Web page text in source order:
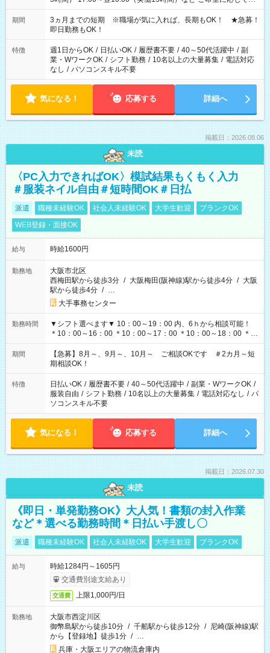
働く時間は調整できます！ お気軽に担当へ相談ください！
期間
3ヵ月までの短期 ※職場が気に入れば、長期もOK！ ★急募！
即日勤務もOK！
特徴 週1日からOK / 日払いOK / 履歴書不要 / 40～50代活躍中 / 副
業・WワークOK / シフト勤務 / 10名以上の大量募集 / 電話対応
なし / パソコンスキル不要
気になる！ 応募する 詳細へ
掲載日：2026.08.06
未読
〈PC入力できればOK〉模試結果もくもく入力
＃服装ネイル自由＃短時間OK＃日払
派遣 職種未経験OK 社会人未経験OK 大学生歓迎
ブランクOK
WEB登録・面接OK
給与 時給1600円
勤務地
大阪市北区
西梅田駅から徒歩3分 / 大阪梅田(阪神線)駅から徒歩4分 / 大阪
駅から徒歩4分 / …
大手事務センター
勤務時間
▼シフト選べます▼ 10：00～19：00 内、6ｈから相談可能！
＊10：00～16：00 ＊10：00～17：00 ＊10：00～18：00 ＊
11：00～19：00 ＊12：00～19：00 ＊13：00～19：00
期間
【急募】8月～、9月～、10月～ ご相談OKです ＃2カ月～短
期相談OK！
特徴 日払いOK / 履歴書不要 / 40～50代活躍中 / 副業・WワークOK /
服装自由 / シフト勤務 / 10名以上の大量募集 / 電話対応なし / パ
ソコンスキル不要
気になる！ 応募する 詳細へ
掲載日：2026.07.30
未読
《即日・単発勤務OK》大人気！書類の封入作業
など＊選べる勤務時間＊日払い手渡し〇
派遣 職種未経験OK 社会人未経験OK 大学生歓迎 ブランクOK
給与
時給1284円～1605円
交通費別途支給あり
交通費 上限1,000円/日
勤務地
大阪市西淀川区
御幣島駅から徒歩10分 / 千船駅から徒歩12分 / 尼崎(阪神線)駅
から【登録地】徒歩1分 / …
兵庫・大阪エリアの物流倉庫内